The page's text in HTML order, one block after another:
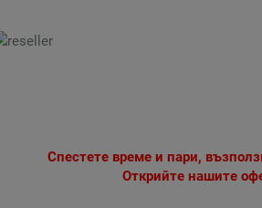
Спестете време и пари,
Открийте нашите